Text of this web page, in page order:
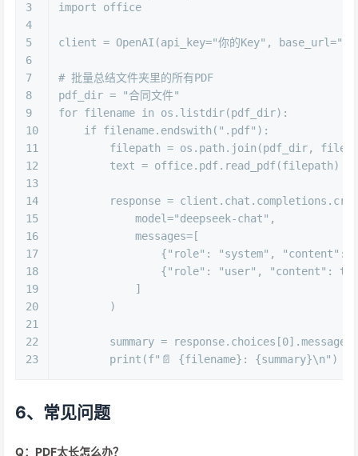
3
4
5
6
7
8
9
10
11
12
13
14
15
16
17
18
19
20
21
22
23
import office
client = OpenAI(api_key="你的Key" , base_url=
# 批量总结文件夹里的所有PDF
pdf_dir =
"合同文件"
for filename in os.listdir(pdf_dir):
if filename.endswith( ".pdf" ):
filepath = os.path.join(pdf_dir,
        text = office.pdf.read_pdf(filepath)
response =
            model=
"deepseek-chat" ,
            messages=[
                {
"role" : "system" , "content" :
                {
"role" : "user" , "content" :
            ]
        )
        summary = response.choices[
0
print (f"📄 {filename} : {summary}\n" )
6、常见问题
Q：PDF太长怎么办？